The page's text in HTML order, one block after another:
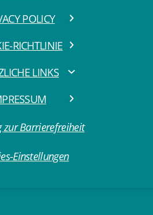
POLICY
RICHTLINIE
LINKS
zur Barrierefreiheit
Einstellungen